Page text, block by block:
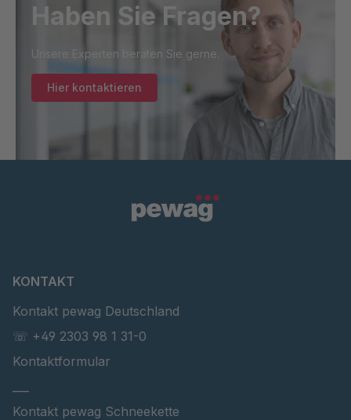
Haben Sie Fragen?
Unsere Experten beraten Sie gerne.
Hier kontaktieren
KONTAKT
Kontakt pewag Deutschland
☏ +49 2303 98 1 31-0
Kontaktformular
Kontakt pewag Schneekette